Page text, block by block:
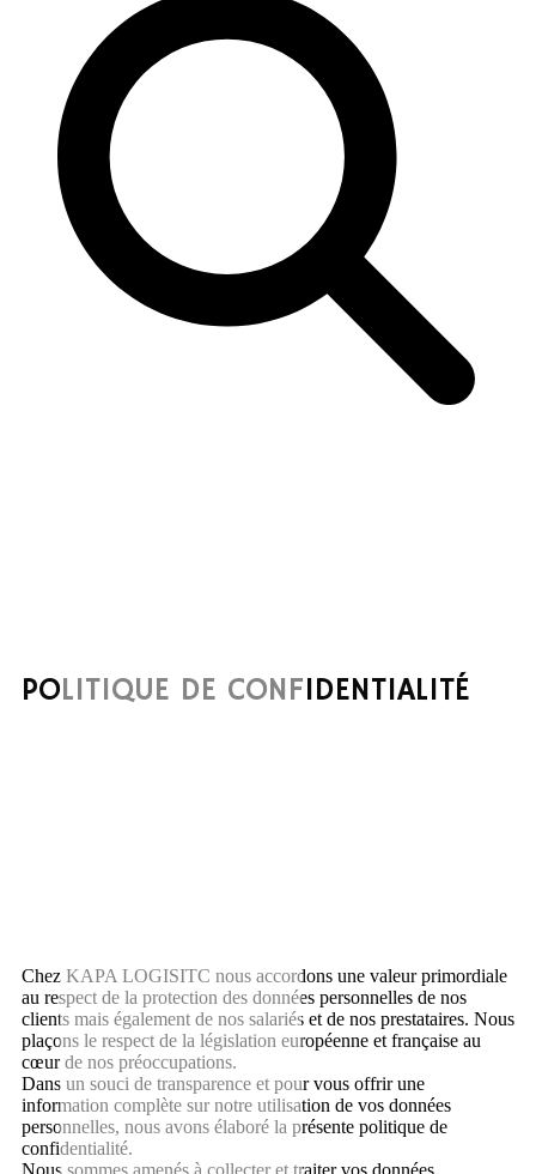
POLITIQUE DE CONFIDENTIALITÉ
Chez KAPA LOGISITC nous accordons une valeur primordiale
au respect de la protection des données personnelles de nos
clients mais également de nos salariés et de nos prestataires. Nous
plaçons le respect de la législation européenne et française au
cœur de nos préoccupations.
Dans un souci de transparence et pour vous offrir une
information complète sur notre utilisation de vos données
personnelles, nous avons élaboré la présente politique de
confidentialité.
Nous sommes amenés à collecter et traiter vos données